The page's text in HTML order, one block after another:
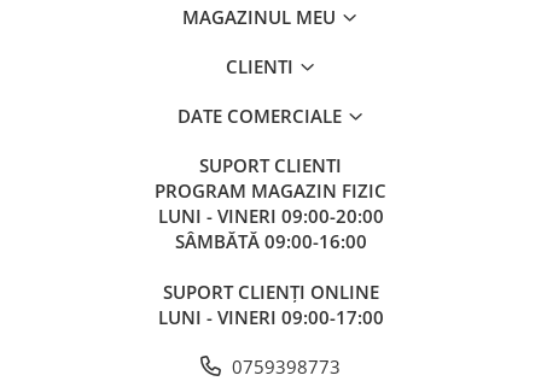
MAGAZINUL MEU
CLIENTI
DATE COMERCIALE
SUPORT CLIENTI
PROGRAM MAGAZIN FIZIC
LUNI - VINERI 09:00-20:00
SÂMBĂTĂ 09:00-16:00
SUPORT CLIENȚI ONLINE
LUNI - VINERI 09:00-17:00
0759398773